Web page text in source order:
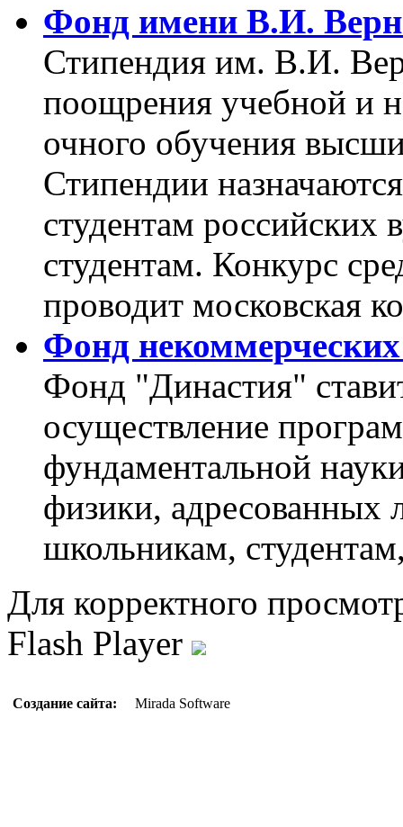
Фонд имени В.И.
Стипендия им. В.И.
поощрения учебной и
очного обучения
Стипендии
студентам российских
студентам. Конкурс
проводит московская
Фонд
Фонд "Династия"
осуществление
фундаментальной
физики, адресованных
школьникам,
Для корректного
Flash Player
Создание сайта: Mirada Software